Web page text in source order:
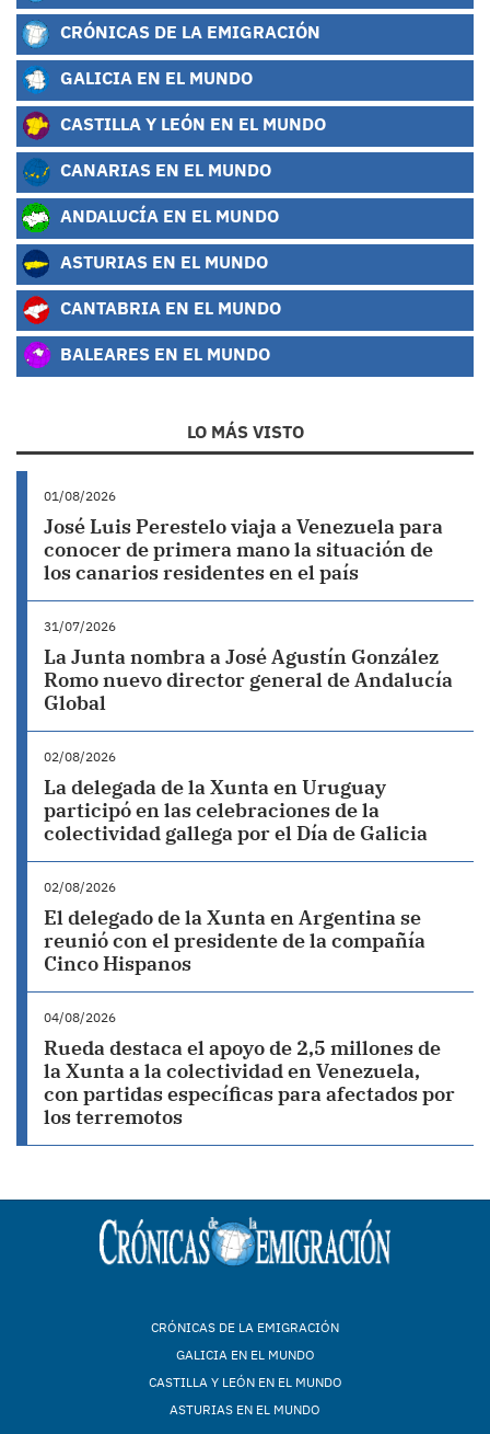
CRÓNICAS DE LA EMIGRACIÓN
GALICIA EN EL MUNDO
CASTILLA Y LEÓN EN EL MUNDO
CANARIAS EN EL MUNDO
ANDALUCÍA EN EL MUNDO
ASTURIAS EN EL MUNDO
CANTABRIA EN EL MUNDO
BALEARES EN EL MUNDO
LO MÁS VISTO
01/08/2026
José Luis Perestelo viaja a Venezuela para
conocer de primera mano la situación de
los canarios residentes en el país
31/07/2026
La Junta nombra a José Agustín González
Romo nuevo director general de Andalucía
Global
02/08/2026
La delegada de la Xunta en Uruguay
participó en las celebraciones de la
colectividad gallega por el Día de Galicia
02/08/2026
El delegado de la Xunta en Argentina se
reunió con el presidente de la compañía
Cinco Hispanos
04/08/2026
Rueda destaca el apoyo de 2,5 millones de
la Xunta a la colectividad en Venezuela,
con partidas específicas para afectados por
los terremotos
CRÓNICAS DE LA EMIGRACIÓN
GALICIA EN EL MUNDO
CASTILLA Y LEÓN EN EL MUNDO
ASTURIAS EN EL MUNDO